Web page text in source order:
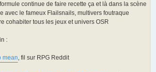
continue de faire recette ça et là dans la scène
avec le fameux Flailsnails, multivers foutraque
cohabiter tous les jeux et univers OSR
:
mean, fil sur RPG Reddit